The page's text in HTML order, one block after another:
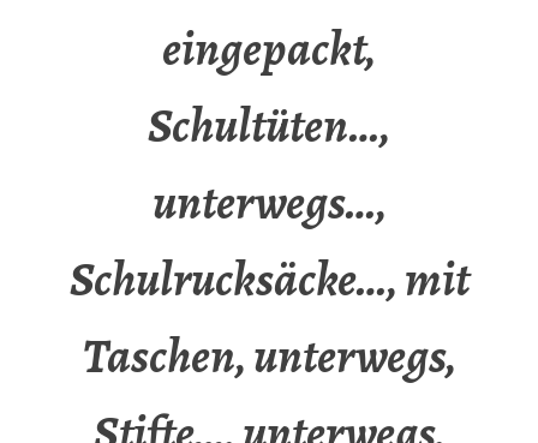
eingepackt,
Schultüten…,
unterwegs…,
Schulrucksäcke…, mit
Taschen, unterwegs,